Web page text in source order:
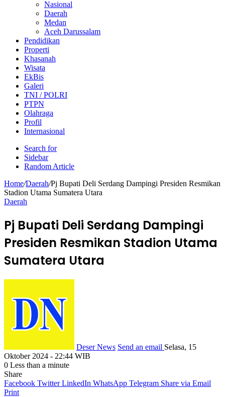
Nasional
Daerah
Medan
Aceh Darussalam
Pendidikan
Properti
Khasanah
Wisata
EkBis
Galeri
TNI / POLRI
PTPN
Olahraga
Profil
Internasional
Search for
Sidebar
Random Article
Home/Daerah/Pj Bupati Deli Serdang Dampingi Presiden Resmikan
Stadion Utama Sumatera Utara
Daerah
Pj Bupati Deli Serdang Dampingi
Presiden Resmikan Stadion Utama
Sumatera Utara
Deser News Send an email Selasa, 15
Oktober 2024 - 22:44 WIB
0 Less than a minute
Share
Facebook Twitter LinkedIn WhatsApp Telegram Share via Email
Print